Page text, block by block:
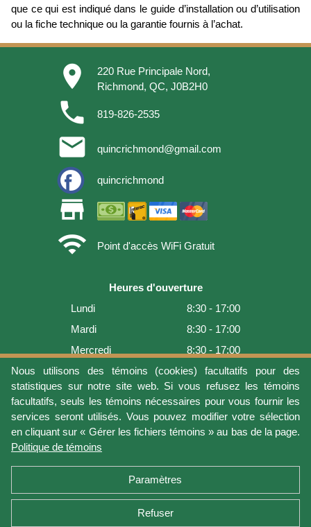
Nous utilisons des témoins (cookies) facultatifs pour des
statistiques sur notre site web. Si vous refusez les témoins
facultatifs, seuls les témoins nécessaires pour vous fournir les
services seront utilisés. Vous pouvez modifier votre sélection
en cliquant sur « Gérer les fichiers témoins » au bas de la page.
Politique de témoins
Paramètres
Refuser
que ce qui est indiqué dans le guide d’installation ou d’utilisation
ou la fiche technique ou la garantie fournis à l’achat.
place
220 Rue Principale Nord,
Richmond, QC, J0B2H0
phone 819-826-2535
email quincrichmond@gmail.com
quincrichmond
store
wifi
Point d'accès WiFi Gratuit
Heures d'ouverture
Lundi
8:30 - 17:00
Mardi
8:30 - 17:00
Mercredi
8:30 - 17:00
Jeudi
8:30 - 17:00
Vendredi
8:30 - 17:00
Samedi
9:00 - 16:00
Dimanche
Fermé